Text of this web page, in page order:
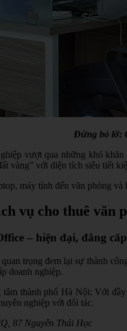
Đừng bỏ lỡ:
vượt qua những khó
vàng” với diện tích siêu tiết
máy tính đến văn phòng
vụ cho thuê văn
– hiện đại, đẳng
trọng đem lại sự thành
doanh nghiệp.
thành phố Hà Nội: Với
nghiệp với đối tác.
87 Nguyễn Thái Học